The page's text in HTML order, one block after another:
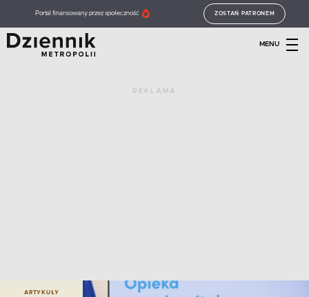
Portal finansowany przez społeczność ZOSTAŃ PATRONEM
MENU
REKLAMA
ARTYKUŁY